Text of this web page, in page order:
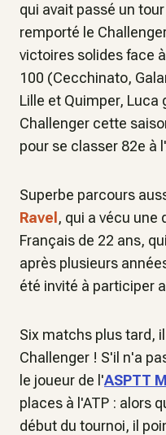
qui avait passé un
remporté le
victoires solides face
100 (Cecchinato,
Lille et Quimper, Luca
Challenger cette
pour se classer 82e à
Superbe parcours
Ravel , qui a vécu une
Français de 22 ans,
après plusieurs
été invité à participer
Six matchs plus tard,
Challenger ! S'il n'a
le joueur de l'ASPTT
places à l'ATP : alors
début du tournoi, il